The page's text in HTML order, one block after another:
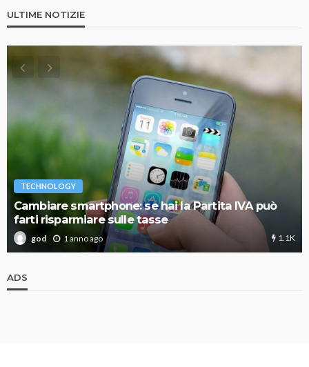
ULTIME NOTIZIE
TECHNOLOGY
Cambiare smartphone: se hai la Partita IVA può
farti risparmiare sulle tasse
god 1 anno ago 1.1K
ADS